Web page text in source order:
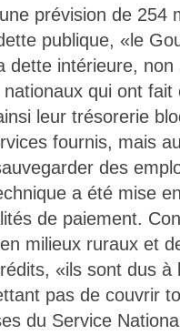
prévision de 254
publique, «le
dette intérieure,
qui ont fait
leur trésorerie
fournis, mais
des
a été mise
de paiement.
milieux ruraux et
«ils sont dus à
pas de couvrir
du Service